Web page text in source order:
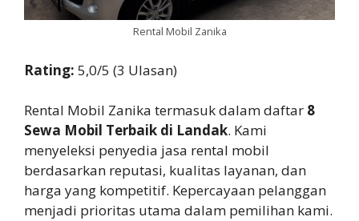
Rental Mobil Zanika
Rating: 5,0/5 (3 Ulasan)
Rental Mobil Zanika termasuk dalam daftar 8
Sewa Mobil Terbaik di Landak. Kami
menyeleksi penyedia jasa rental mobil
berdasarkan reputasi, kualitas layanan, dan
harga yang kompetitif. Kepercayaan pelanggan
menjadi prioritas utama dalam pemilihan kami.